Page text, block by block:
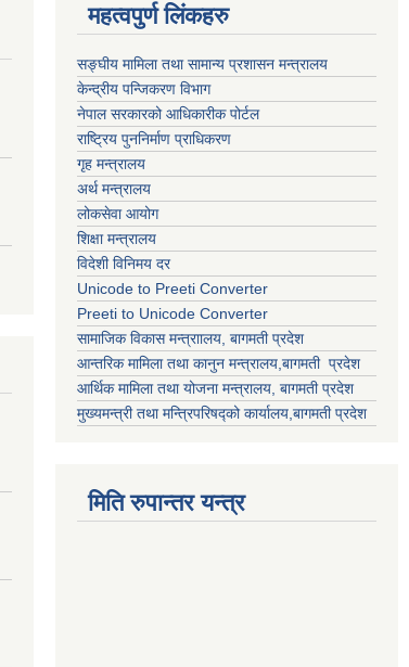
महत्वपुर्ण लिंकहरु
सङ्घीय मामिला तथा सामान्य प्रशासन मन्त्रालय
केन्द्रीय पन्जिकरण विभाग
नेपाल सरकारको आधिकारीक पोर्टल
राष्ट्रिय पुननिर्माण प्राधिकरण
गृह मन्त्रालय
अर्थ मन्त्रालय
लोकसेवा आयोग
शिक्षा मन्त्रालय
विदेशी विनिमय दर
Unicode to Preeti Converter
Preeti to Unicode Converter
सामाजिक विकास मन्त्राालय, बागमती प्रदेश
आन्तरिक मामिला तथा कानुन मन्त्रालय,बागमती प्रदेश
आर्थिक मामिला तथा योजना मन्त्रालय, बागमती प्रदेश
मुख्यमन्त्री तथा मन्त्रिपरिषद्को कार्यालय,बागमती प्रदेश
मिति रुपान्तर यन्त्र